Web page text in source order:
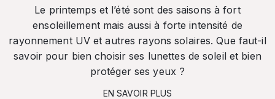
Le printemps et l’été sont des saisons à fort
ensoleillement mais aussi à forte intensité de
rayonnement UV et autres rayons solaires. Que faut-il
savoir pour bien choisir ses lunettes de soleil et bien
protéger ses yeux ?
EN SAVOIR PLUS